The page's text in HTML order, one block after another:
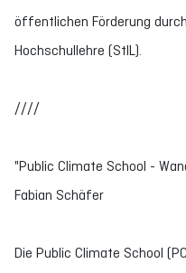
öffentlichen Förderung
Hochschullehre (StIL).
////
"Public Climate School -
Fabian Schäfer
Die Public Climate School